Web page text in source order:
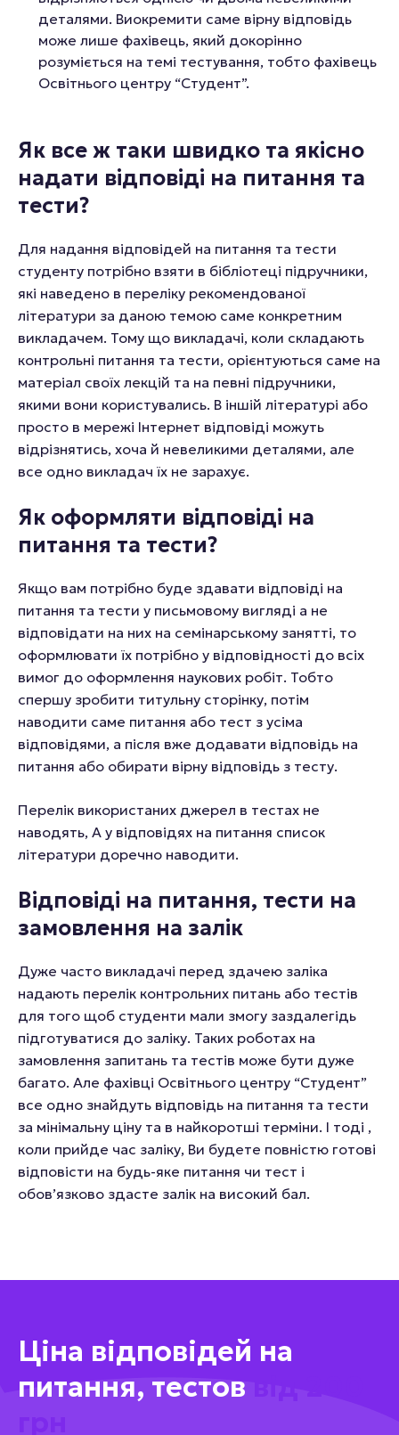
деталями. Виокремити саме вірну відповідь
може лише фахівець, який докорінно
розуміється на темі тестування, тобто фахівець
Освітнього центру “Студент”.
Як все ж таки швидко та якісно
надати відповіді на питання та
тести?
Для надання відповідей на питання та тести
студенту потрібно взяти в бібліотеці підручники,
які наведено в переліку рекомендованої
літератури за даною темою саме конкретним
викладачем. Тому що викладачі, коли складають
контрольні питання та тести, орієнтуються саме на
матеріал своїх лекцій та на певні підручники,
якими вони користувались. В іншій літературі або
просто в мережі Інтернет відповіді можуть
відрізнятись, хоча й невеликими деталями, але
все одно викладач їх не зарахує.
Як оформляти відповіді на
питання та тести?
Якщо вам потрібно буде здавати відповіді на
питання та тести у письмовому вигляді а не
відповідати на них на семінарському занятті, то
оформлювати їх потрібно у відповідності до всіх
вимог до оформлення наукових робіт. Тобто
спершу зробити титульну сторінку, потім
наводити саме питання або тест з усіма
відповідями, а після вже додавати відповідь на
питання або обирати вірну відповідь з тесту.
Перелік використаних джерел в тестах не
наводять, А у відповідях на питання список
літератури доречно наводити.
Відповіді на питання, тести на
замовлення на залік
Дуже часто викладачі перед здачею заліка
надають перелік контрольних питань або тестів
для того щоб студенти мали змогу заздалегідь
підготуватися до заліку. Таких роботах на
замовлення запитань та тестів може бути дуже
багато. Але фахівці Освітнього центру “Студент”
все одно знайдуть відповідь на питання та тести
за мінімальну ціну та в найкоротші терміни. І тоді ,
коли прийде час заліку, Ви будете повністю готові
відповісти на будь-яке питання чи тест і
обов’язково здасте залік на високий бал.
Ціна відповідей на
питання, тестов